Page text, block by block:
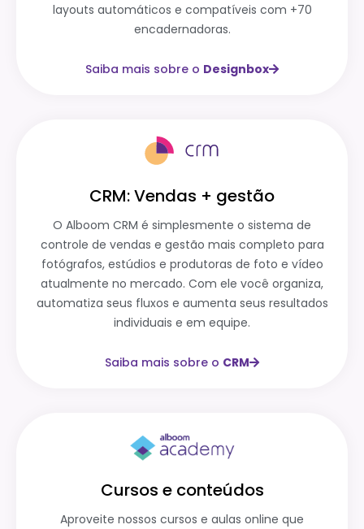
layouts automáticos e compatíveis com +70
encadernadoras.
Saiba mais sobre o Designbox
CRM: Vendas + gestão
O Alboom CRM é simplesmente o sistema de
controle de vendas e gestão mais completo para
fotógrafos, estúdios e produtoras de foto e vídeo
atualmente no mercado. Com ele você organiza,
automatiza seus fluxos e aumenta seus resultados
individuais e em equipe.
Saiba mais sobre o CRM
Cursos e conteúdos
Aproveite nossos cursos e aulas online que